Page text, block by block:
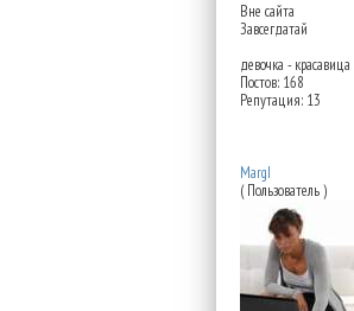
Вне сайта
Завсегдатай
девочка - красавица
Постов: 168
Репутация: 13
MargI
( Пользователь )